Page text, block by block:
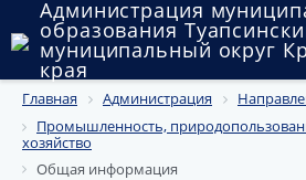
Администрация
образования
муниципальный округ
края
Округ
Администрация
Главная Администрация
Промышленность,
хозяйство
Общая информация